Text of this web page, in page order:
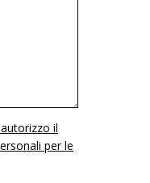
il
per le